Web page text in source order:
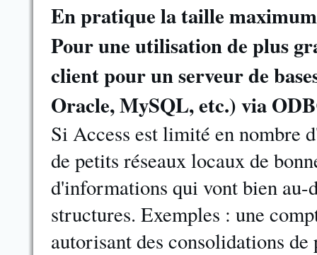
En pratique la taille maximum
Pour une utilisation de plus
client pour un serveur de
Oracle, MySQL, etc.) via
Si Access est limité en nombre
de petits réseaux locaux de
d'informations qui vont bien au-
structures. Exemples : une
autorisant des consolidations